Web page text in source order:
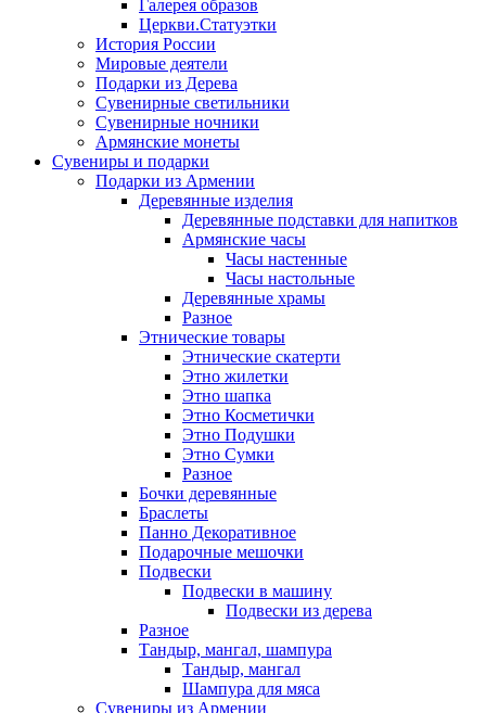
Галерея образов
Церкви.Статуэтки
История России
Мировые деятели
Подарки из Дерева
Сувенирные светильники
Сувенирные ночники
Армянские монеты
Сувениры и подарки
Подарки из Армении
Деревянные изделия
Деревянные подставки для напитков
Армянские часы
Часы настенные
Часы настольные
Деревянные храмы
Разное
Этнические товары
Этнические скатерти
Этно жилетки
Этно шапка
Этно Косметички
Этно Подушки
Этно Сумки
Разное
Бочки деревянные
Браслеты
Панно Декоративное
Подарочные мешочки
Подвески
Подвески в машину
Подвески из дерева
Разное
Тандыр, мангал, шампура
Тандыр, мангал
Шампура для мяса
Сувениры из Армении